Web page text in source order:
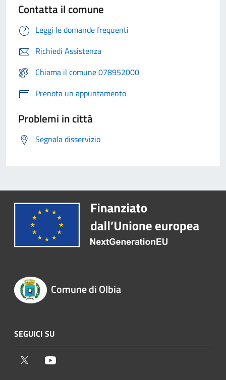
Contatta il comune
Leggi le domande frequenti
Richiedi Assistenza
Chiama il comune 078952000
Prenota un appuntamento
Problemi in città
Segnala disservizio
Comune di Olbia
SEGUICI SU
Twitter